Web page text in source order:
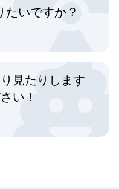
たいですか？
見たりします
い！